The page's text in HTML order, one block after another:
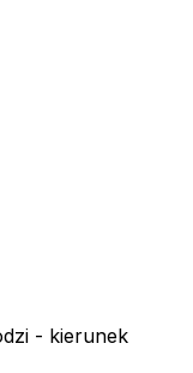
- kierunek